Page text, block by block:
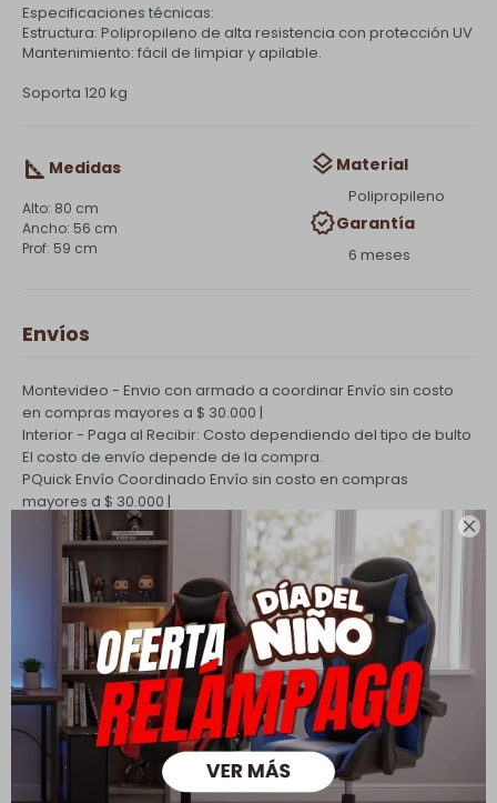

Especificaciones técnicas:
Estructura: Polipropileno de alta resistencia con protección UV
Mantenimiento: fácil de limpiar y apilable.
Soporta 120 kg
Medidas
80 cm
56 cm
59 cm
Material
Polipropileno
Garantía
6 meses
Envíos
Montevideo - Envio con armado a coordinarEnvío sin costo
en compras mayores a $ 30.000 |
Interior - Paga al Recibir: Costo dependiendo del tipo de bulto
El costo de envío depende de la compra.
PQuick Envío Coordinado Envío sin costo en compras
mayores a $ 30.000 |
Cambios y Devoluciones
Todas las compras realizadas tienen un plazo de 5 días para
su cambio.
Ver mas
Medios de pago